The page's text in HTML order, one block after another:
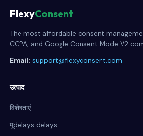
FlexyConsent
The most affordable consent
CCPA, and Google Consent Mode V2
Email: support@flexyconsent.com
उत्पाद
विशेषताएं
मूdelays delays